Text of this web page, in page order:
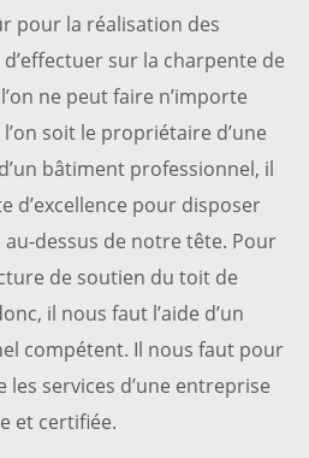
pour la réalisation des
sur la charpente de
ne peut faire n’importe
soit le propriétaire d’une
bâtiment professionnel, il
d’excellence pour disposer
dessus de notre tête. Pour
de soutien du toit de
il nous faut l’aide d’un
compétent. Il nous faut pour
les services d’une entreprise
et certifiée.